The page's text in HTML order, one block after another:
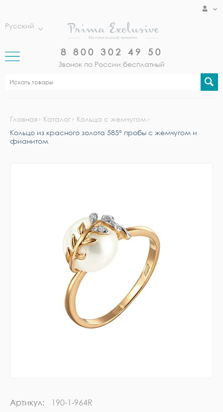
Русский
8 800 302 49 50
Звонок по России бесплатный
Главная Каталог
Кольца с жемчугом
Кольцо из красного золота 585° пробы с жемчугом и
фианитом
Артикул: 190-1-964R